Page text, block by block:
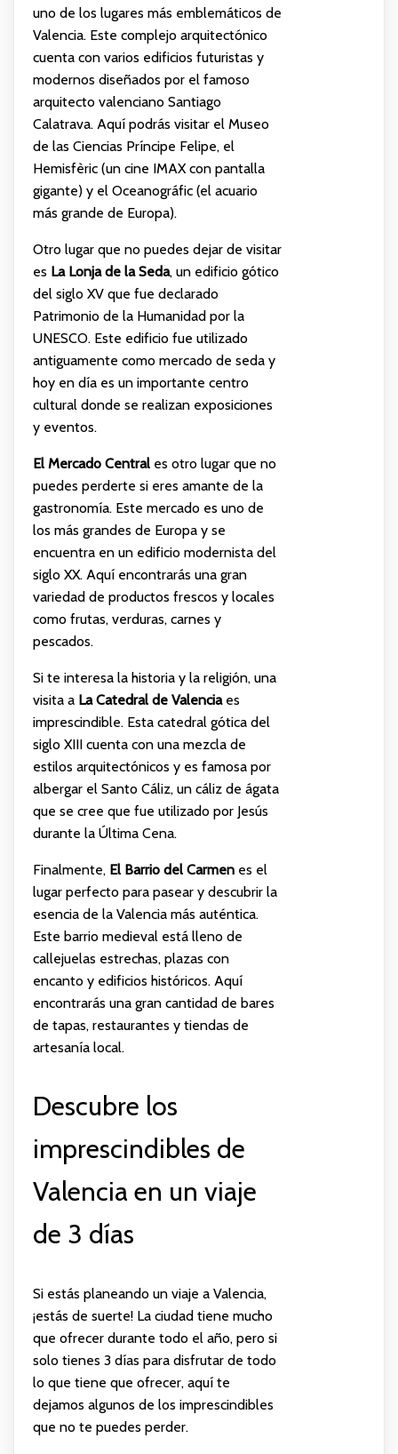
uno de los lugares más emblemáticos de
Valencia. Este complejo arquitectónico
cuenta con varios edificios futuristas y
modernos diseñados por el famoso
arquitecto valenciano Santiago
Calatrava. Aquí podrás visitar el Museo
de las Ciencias Príncipe Felipe, el
Hemisfèric (un cine IMAX con pantalla
gigante) y el Oceanográfic (el acuario
más grande de Europa).
Otro lugar que no puedes dejar de visitar
es La Lonja de la Seda, un edificio gótico
del siglo XV que fue declarado
Patrimonio de la Humanidad por la
UNESCO. Este edificio fue utilizado
antiguamente como mercado de seda y
hoy en día es un importante centro
cultural donde se realizan exposiciones
y eventos.
El Mercado Centrales otro lugar que no
puedes perderte si eres amante de la
gastronomía. Este mercado es uno de
los más grandes de Europa y se
encuentra en un edificio modernista del
siglo XX. Aquí encontrarás una gran
variedad de productos frescos y locales
como frutas, verduras, carnes y
pescados.
Si te interesa la historia y la religión, una
visita a La Catedral de Valenciaes
imprescindible. Esta catedral gótica del
siglo XIII cuenta con una mezcla de
estilos arquitectónicos y es famosa por
albergar el Santo Cáliz, un cáliz de ágata
que se cree que fue utilizado por Jesús
durante la Última Cena.
Finalmente, El Barrio del Carmenes el
lugar perfecto para pasear y descubrir la
esencia de la Valencia más auténtica.
Este barrio medieval está lleno de
callejuelas estrechas, plazas con
encanto y edificios históricos. Aquí
encontrarás una gran cantidad de bares
de tapas, restaurantes y tiendas de
artesanía local.
Descubre los
imprescindibles de
Valencia en un viaje
de 3 días
Si estás planeando un viaje a Valencia,
¡estás de suerte! La ciudad tiene mucho
que ofrecer durante todo el año, pero si
solo tienes 3 días para disfrutar de todo
lo que tiene que ofrecer, aquí te
dejamos algunos de los imprescindibles
que no te puedes perder.